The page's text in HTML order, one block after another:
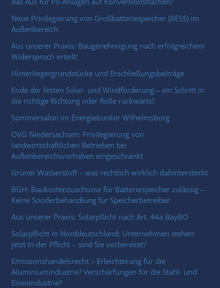
Neue Privilegierung von Großbatteriespeicher (BESS) im
Außenbereich
Aus unserer Praxis: Baugenehmigung nach erfolgreichem
Widerspruch erteilt!
Hinterliegergrundstücke und Erschließungsbeiträge
Ende der festen Solar- und Windförderung – ein Schritt in
die richtige Richtung oder Rolle rückwärts?
Sommersalon im Energiebunker Wilhelmsburg
OVG Niedersachsen: Privilegierung von
landwirtschaftlichen Betrieben bei
Außenbereichsvorhaben eingeschränkt
Grüner Wasserstoff – was rechtlich wirklich dahintersteckt
BGH: Baukostenzuschüsse für Batteriespeicher zulässig –
Keine Sonderbehandlung für Speicherbetreiber
Aus unserer Praxis: Solarpflicht nach Art. 44a BayBO
Solarpflicht in Norddeutschland: Unternehmen stehen
jetzt in der Pflicht – sind Sie vorbereitet?
Emissionshandelsrecht – Erleichterung für die
Aluminiumindustrie? Verschärfungen für die Stahl- und
Eisenindustrie?